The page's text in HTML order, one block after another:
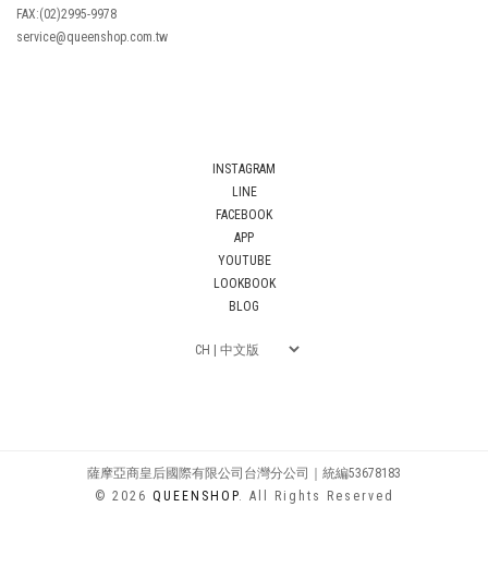
FAX:(02)2995-9978
service@queenshop.com.tw
INSTAGRAM
LINE
FACEBOOK
APP
YOUTUBE
LOOKBOOK
BLOG
薩摩亞商皇后國際有限公司台灣分公司｜統編53678183
© 2026 QUEENSHOP. All Rights Reserved